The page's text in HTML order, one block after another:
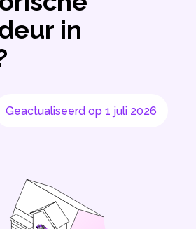
in
Geactualiseerd op 1 juli 2026